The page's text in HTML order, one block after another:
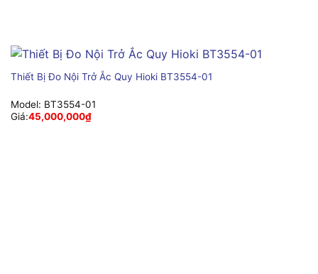
Thiết Bị Đo Nội Trở Ắc Quy Hioki BT3554-01
Model: BT3554-01
Giá:45,000,000₫